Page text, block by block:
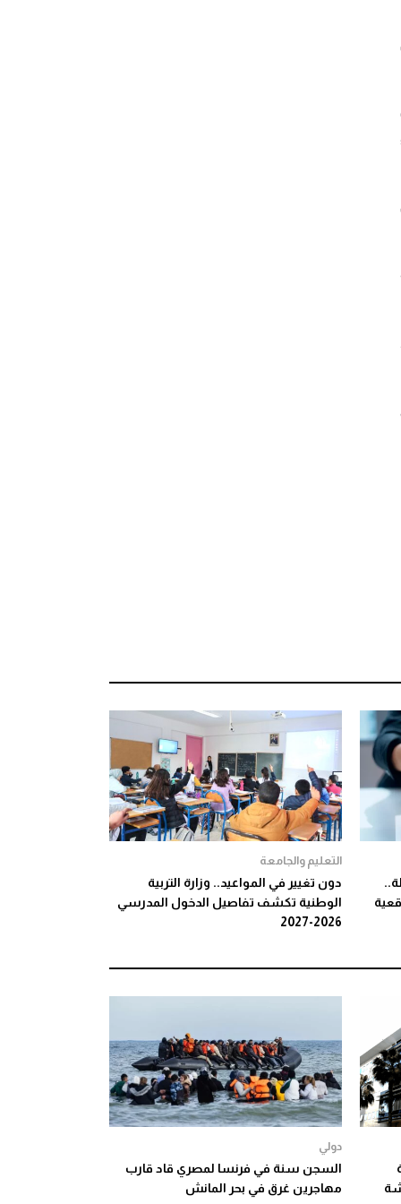
التعليم والجامعة
دون تغيير في المواعيد.. وزارة التربية
الوطنية تكشف تفاصيل الدخول المدرسي
2026-2027
دولي
السجن سنة في فرنسا لمصري قاد قارب
مهاجرين غرق في بحر المانش